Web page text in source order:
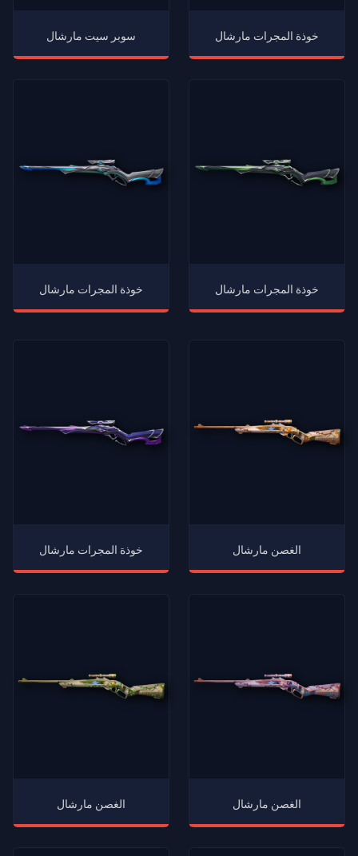
سوبر سيت مارشال خوذة المجرات مارشال
خوذة المجرات مارشال خوذة المجرات مارشال
خوذة المجرات مارشال الغصن مارشال
الغصن مارشال الغصن مارشال